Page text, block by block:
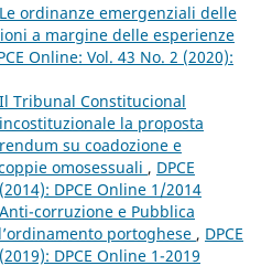
Le ordinanze emergenziali delle
a margine delle esperienze
Online: Vol. 43 No. 2 (2020):
Il Tribunal Constitucional
la proposta
su coadozione e
omosessuali , DPCE
DPCE Online 1/2014
Anti-corruzione e Pubblica
portoghese , DPCE
DPCE Online 1-2019